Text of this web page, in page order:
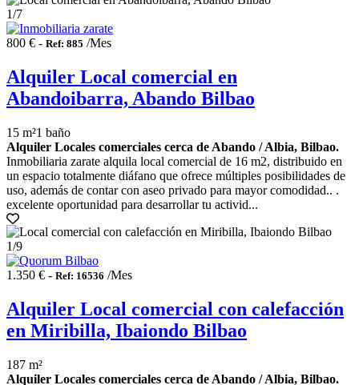
1/7
800 € - Ref: 885 /Mes
Alquiler Local comercial en
Abandoibarra, Abando Bilbao
15 m²1 baño
Alquiler Locales comerciales cerca de Abando / Albia, Bilbao.
Inmobiliaria zarate alquila local comercial de 16 m2, distribuido en
un espacio totalmente diáfano que ofrece múltiples posibilidades de
uso, además de contar con aseo privado para mayor comodidad.. .
excelente oportunidad para desarrollar tu activid...
1/9
1.350 € - Ref: 16536 /Mes
Alquiler Local comercial con calefacción
en Miribilla, Ibaiondo Bilbao
187 m²
Alquiler Locales comerciales cerca de Abando / Albia, Bilbao.